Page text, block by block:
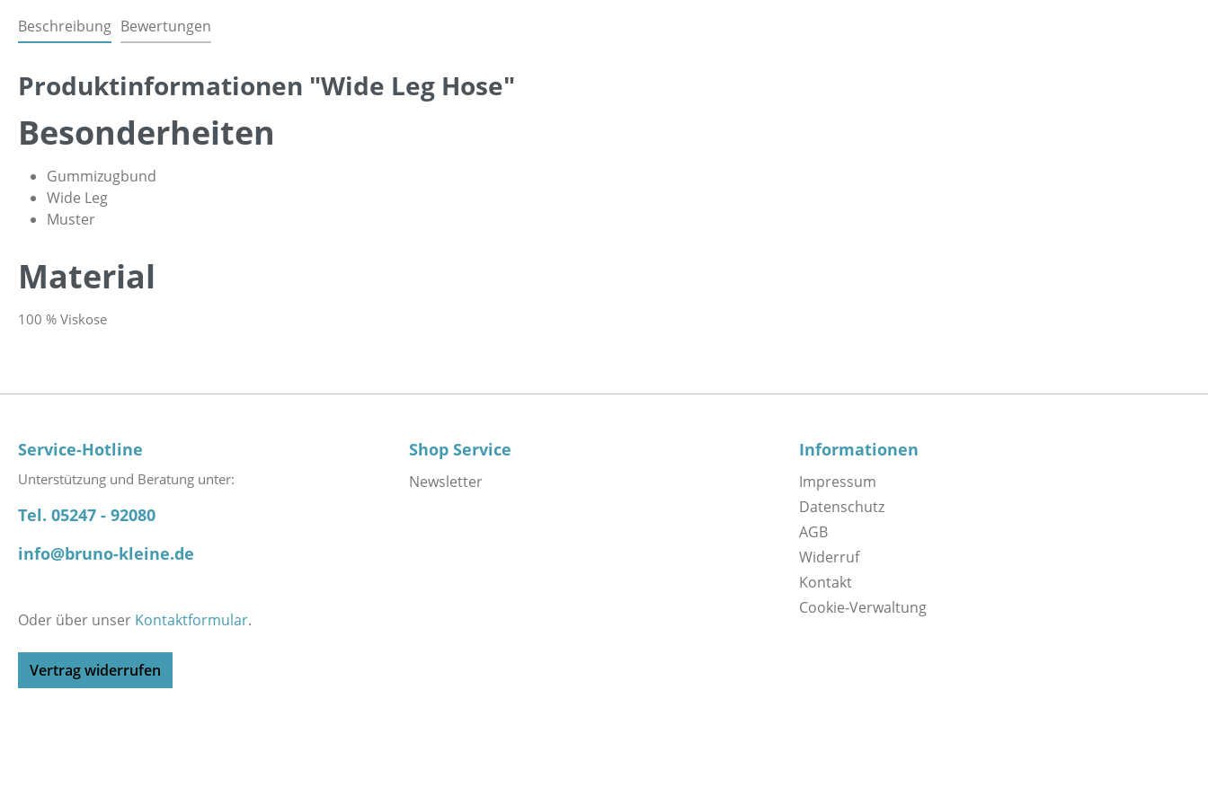
Beschreibung Bewertungen
Produktinformationen "Wide Leg Hose"
Besonderheiten
Gummizugbund
Wide Leg
Muster
Material
100 % Viskose
Service-Hotline
Unterstützung und Beratung unter:
Tel. 05247 - 92080
info@bruno-kleine.de
Oder über unser Kontaktformular.
Vertrag widerrufen
Shop Service
Newsletter
Informationen
Impressum
Datenschutz
AGB
Widerruf
Kontakt
Cookie-Verwaltung